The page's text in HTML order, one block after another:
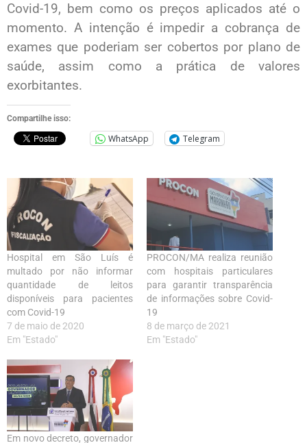
Covid-19, bem como os preços aplicados até o
momento. A intenção é impedir a cobrança de
exames que poderiam ser cobertos por plano de
saúde, assim como a prática de valores
exorbitantes.
Compartilhe isso:
WhatsApp Telegram
Hospital em São Luís é
multado por não informar
quantidade de leitos
disponíveis para pacientes
com Covid-19
7 de maio de 2020
Em "Estado"
PROCON/MA realiza reunião
com hospitais particulares
para garantir transparência
de informações sobre Covid-
19
8 de março de 2021
Em "Estado"
Em novo decreto, governador